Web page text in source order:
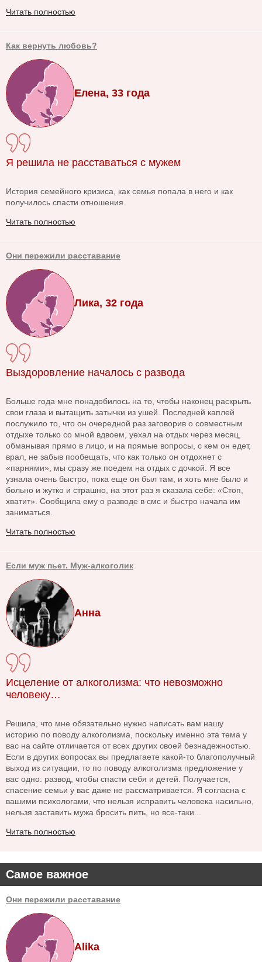
Самое важное
Они пережили расставание
Alika
Читать полностью
Как вернуть любовь?
Елена, 33 года
Я решила не расставаться с мужем
История семейного кризиса, как семья попала в него и как
получилось спасти отношения.
Читать полностью
Они пережили расставание
Лика, 32 года
Выздоровление началось с развода
Больше года мне понадобилось на то, чтобы наконец раскрыть
свои глаза и вытащить затычки из ушей. Последней каплей
послужило то, что он очередной раз заговорив о совместным
отдыхе только со мной вдвоем, уехал на отдых через месяц,
обманывая прямо в лицо, и на прямые вопросы, с кем он едет,
врал, не забыв пообещать, что как только он отдохнет с
«парнями», мы сразу же поедем на отдых с дочкой. Я все
узнала очень быстро, пока еще он был там, и хоть мне было и
больно и жутко и страшно, на этот раз я сказала себе: «Стоп,
хватит». Сообщила ему о разводе в смс и быстро начала им
заниматься.
Читать полностью
Если муж пьет. Муж-алкоголик
Анна
Исцеление от алкоголизма: что невозможно
человеку…
Решила, что мне обязательно нужно написать вам нашу
историю по поводу алкоголизма, поскольку именно эта тема у
вас на сайте отличается от всех других своей безнадежностью.
Если в других вопросах вы предлагаете какой-то благополучный
выход из ситуации, то по поводу алкоголизма предложение у
вас одно: развод, чтобы спасти себя и детей. Получается,
спасение семьи у вас даже не рассматривается. Я согласна с
вашими психологами, что нельзя исправить человека насильно,
нельзя заставить мужа бросить пить, но все-таки...
Читать полностью